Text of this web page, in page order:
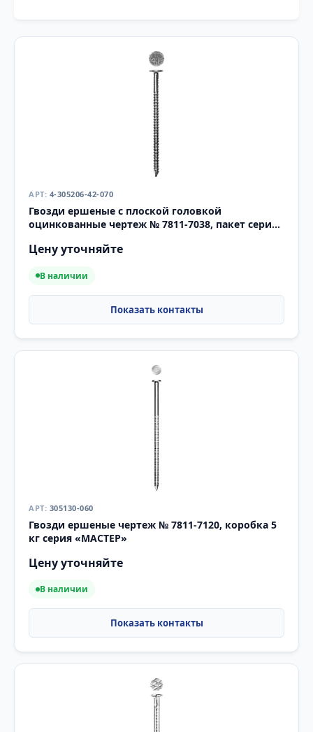
4-305206-42-070
Гвозди ершеные с плоской головкой
оцинкованные чертеж № 7811-7038, пакет серия
Цену уточняйте
В наличии
305130-060
Гвозди ершеные чертеж № 7811-7120, коробка 5
кг серия «МАСТЕР»
Цену уточняйте
В наличии